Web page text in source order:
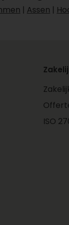
| Assen |
ISO